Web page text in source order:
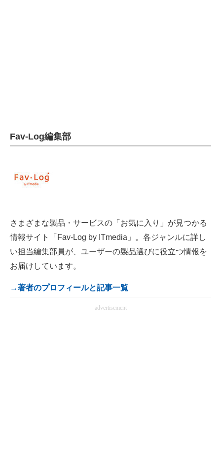
Fav-Log編集部
さまざまな製品・サービスの「お気に入り」が見つかる
情報サイト「Fav-Log by ITmedia」。各ジャンルに詳し
い担当編集部員が、ユーザーの製品選びに役立つ情報を
お届けしています。
→著者のプロフィールと記事一覧
advertisement